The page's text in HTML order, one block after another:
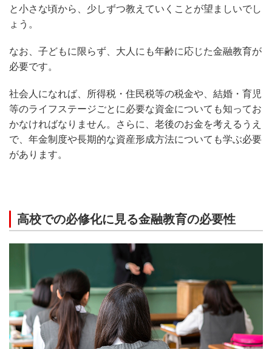
と小さな頃から、少しずつ教えていくことが望ましいでし
ょう。
なお、子どもに限らず、大人にも年齢に応じた金融教育が
必要です。
社会人になれば、所得税・住民税等の税金や、結婚・育児
等のライフステージごとに必要な資金についても知ってお
かなければなりません。さらに、老後のお金を考えるうえ
で、年金制度や長期的な資産形成方法についても学ぶ必要
があります。
高校での必修化に見る金融教育の必要性